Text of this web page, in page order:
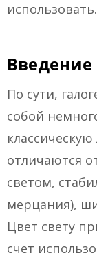
использовать.
Введение
По сути,
собой
отличаются
светом,
мерцания),
Цвет свету
счет